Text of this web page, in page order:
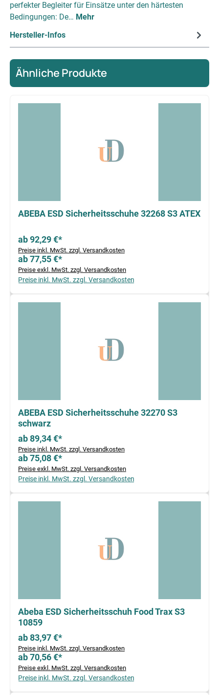
perfekter Begleiter für Einsätze unter den härtesten
Bedingungen: De… Mehr
Hersteller-Infos
Ähnliche Produkte
ABEBA ESD Sicherheitsschuhe 32268 S3 ATEX
ab 92,29 €*
Preise inkl. MwSt. zzgl. Versandkosten
ab 77,55 €*
Preise exkl. MwSt. zzgl. Versandkosten
Preise inkl. MwSt. zzgl. Versandkosten
ABEBA ESD Sicherheitsschuhe 32270 S3
schwarz
ab 89,34 €*
Preise inkl. MwSt. zzgl. Versandkosten
ab 75,08 €*
Preise exkl. MwSt. zzgl. Versandkosten
Preise inkl. MwSt. zzgl. Versandkosten
Abeba ESD Sicherheitsschuh Food Trax S3
10859
ab 83,97 €*
Preise inkl. MwSt. zzgl. Versandkosten
ab 70,56 €*
Preise exkl. MwSt. zzgl. Versandkosten
Preise inkl. MwSt. zzgl. Versandkosten